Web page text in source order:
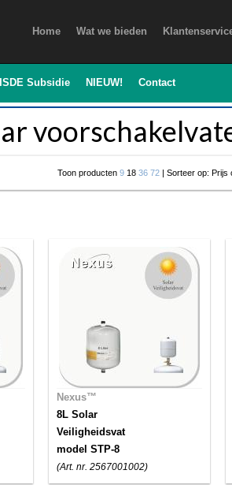
Home Wat we bieden
ISDE Subsidie NIEUW! Contact
Toon producten 9 18 36 72 | Sorteer op: Prijs
Nexus™
8L Solar
Veiligheidsvat
model STP-8
(Art. nr. 2567001002)